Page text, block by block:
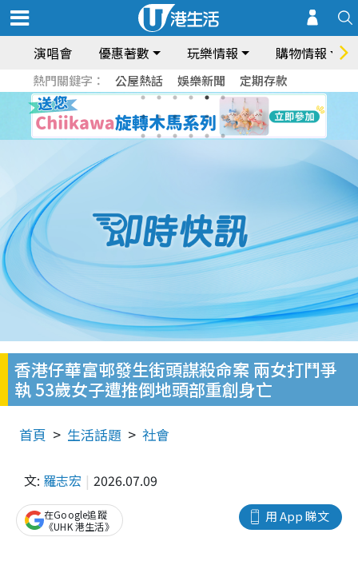
演唱會 優惠著數 玩樂情報 購物情報
熱門關鍵字： 公屋熱話 娛樂新聞 定期存款
香港仔華富邨發生街頭謀殺命案 兩女打鬥爭
執 53歲女子遭推倒地頭部重創身亡
首頁 生活話題 社會
文: 羅志宏 2026.07.09
用 App 睇文
在Google追蹤
《UHK 港生活》